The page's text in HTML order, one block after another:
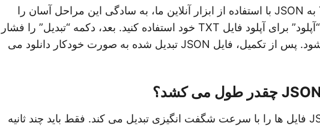
برای تبدیل یک فایل TXT به JSON با استفاده از ابزار آنلاین ما، به سادگی این مراحل آسان را
دنبال کنید: ابتدا، از دکمه “آپلود” برای آپلود فایل TXT خود استفاده کنید. بعد، دکمه “تبدیل” را فشار
دهید تا فرآیند تبدیل آغاز شود. پس از تکمیل، فایل JSON تبدیل شده به صورت خودکار دانلود می
تبدیل آنلاین TXT به JSON فایل ها را با سرعت شگفت انگیزی تبدیل می کند. فقط باید چند ثانیه